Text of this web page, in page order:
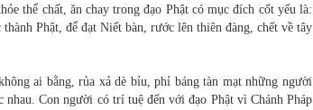
thể chất, ăn chay trong đạo Phật có mục đích cốt yếu là:
Phật, để đạt Niết bàn, rước lên thiên đàng, chết về tây
ai bằng, rủa xả dè bỉu, phỉ báng tàn mạt những người
Con người có trí tuệ đến với đạo Phật vì Chánh Pháp